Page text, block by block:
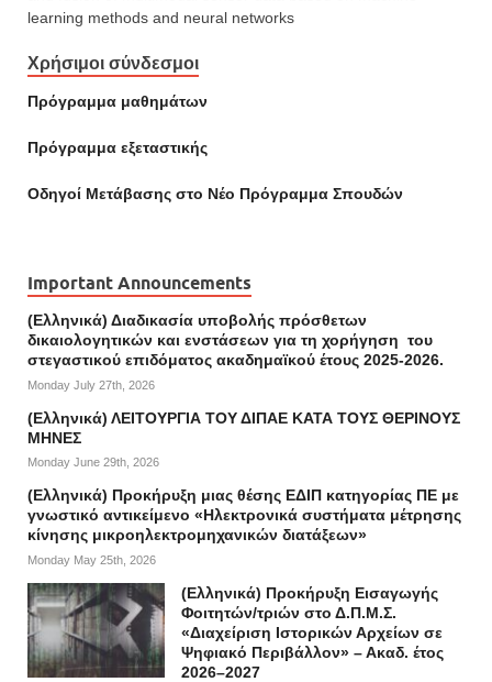
learning methods and neural networks
Χρήσιμοι σύνδεσμοι
Πρόγραμμα μαθημάτων
Πρόγραμμα εξεταστικής
Οδηγοί Mετάβασης στο Νέο Πρόγραμμα Σπουδών
Important Announcements
(Ελληνικά) Διαδικασία υποβολής πρόσθετων
δικαιολογητικών και ενστάσεων για τη χορήγηση του
στεγαστικού επιδόματος ακαδημαϊκού έτους 2025-2026.
Monday July 27th, 2026
(Ελληνικά) ΛΕΙΤΟΥΡΓΙΑ ΤΟΥ ΔΙΠΑΕ ΚΑΤΑ ΤΟΥΣ ΘΕΡΙΝΟΥΣ
ΜΗΝΕΣ
Monday June 29th, 2026
(Ελληνικά) Προκήρυξη μιας θέσης ΕΔΙΠ κατηγορίας ΠΕ με
γνωστικό αντικείμενο «Ηλεκτρονικά συστήματα μέτρησης
κίνησης μικροηλεκτρομηχανικών διατάξεων»
Monday May 25th, 2026
(Ελληνικά) Προκήρυξη Εισαγωγής
Φοιτητών/τριών στο Δ.Π.Μ.Σ.
«Διαχείριση Ιστορικών Αρχείων σε
Ψηφιακό Περιβάλλον» – Ακαδ. έτος
2026–2027